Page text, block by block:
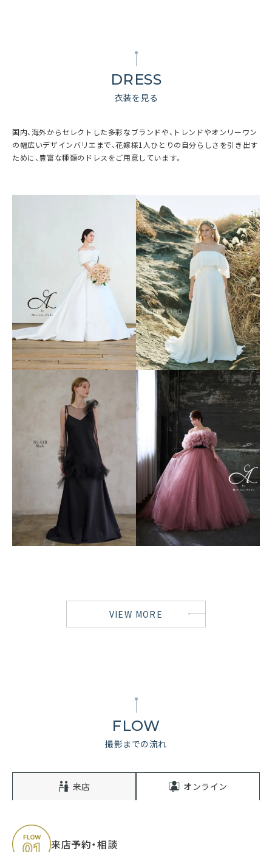
DRESS
衣装を見る
国内、海外からセレクトした多彩なブランドや、トレンドやオンリーワン
の幅広いデザインバリエまで、花嫁様1人ひとりの自分らしさを引き出す
ために、豊富な種類のドレスをご用意しています。
VIEW MORE
FLOW
撮影までの流れ
来店 オンライン
来店予約・相談